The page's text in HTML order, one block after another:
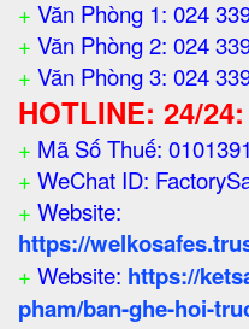
+ Văn Phòng 1: 024
+ Văn Phòng 2: 024
+ Văn Phòng 3: 024
HOTLINE: 24/
+ Mã Số Thuế:
+ WeChat ID:
+ Website:
https://
+ Website: https://
pham/ban-ghe-hoi-